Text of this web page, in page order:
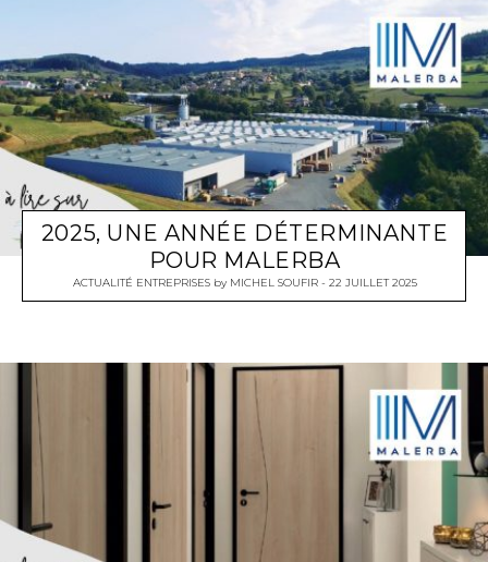
2025, UNE ANNÉE DÉTERMINANTE
POUR MALERBA
ACTUALITÉ ENTREPRISESby MICHEL SOUFIR 22 JUILLET 2025